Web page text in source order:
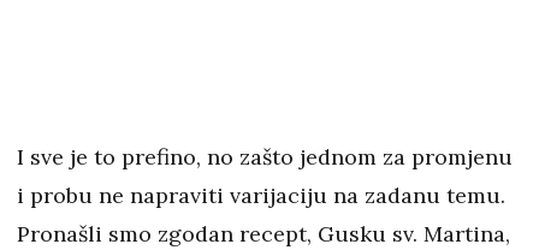
I sve je to prefino, no zašto jednom za promjenu
i probu ne napraviti varijaciju na zadanu temu.
Pronašli smo zgodan recept, Gusku sv. Martina,